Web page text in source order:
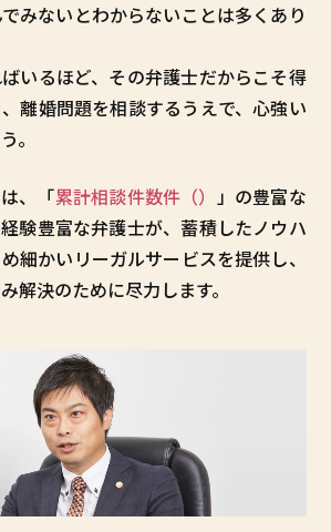
みないとわからないことは多くあり
いるほど、その弁護士だからこそ得
離婚問題を相談するうえで、心強い
。
、「累計相談件数件（） 」の豊富な
験豊富な弁護士が、蓄積したノウハ
細かいリーガルサービスを提供し、
解決のために尽力します。